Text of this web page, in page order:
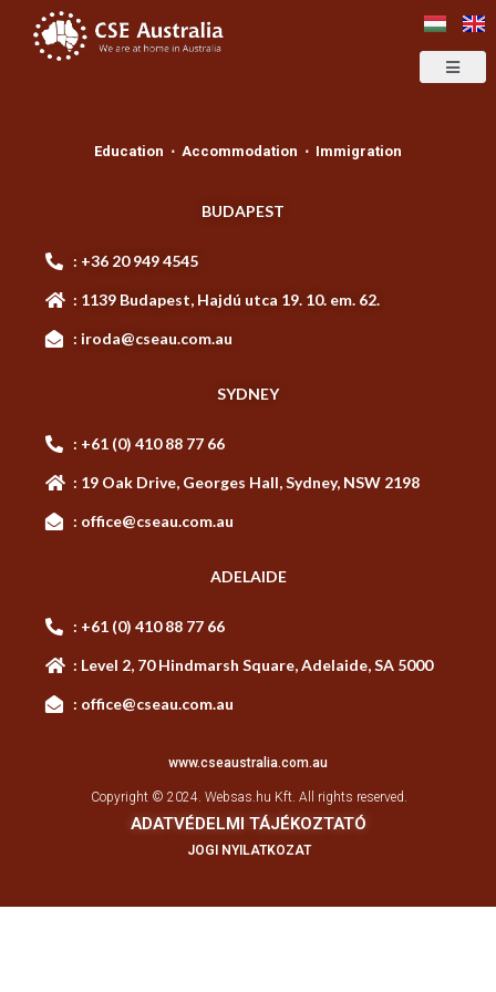
Education ⋅ Accommodation ⋅ Immigration
BUDAPEST
: +36 20 949 4545
: 1139 Budapest, Hajdú utca 19. 10. em. 62.
: iroda@cseau.com.au
SYDNEY
: +61 (0) 410 88 77 66
: 19 Oak Drive, Georges Hall, Sydney, NSW 2198
: office@cseau.com.au
ADELAIDE
: +61 (0) 410 88 77 66
: Level 2, 70 Hindmarsh Square, Adelaide, SA 5000
: office@cseau.com.au
www.cseaustralia.com.au
Copyright © 2024.Websas.hu Kft. All rights reserved.
ADATVÉDELMI TÁJÉKOZTATÓ
JOGI NYILATKOZAT